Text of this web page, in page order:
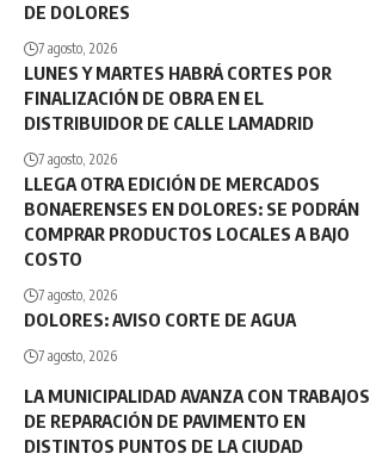
DE DOLORES
7 agosto, 2026
LUNES Y MARTES HABRÁ CORTES POR
FINALIZACIÓN DE OBRA EN EL
DISTRIBUIDOR DE CALLE LAMADRID
7 agosto, 2026
LLEGA OTRA EDICIÓN DE MERCADOS
BONAERENSES EN DOLORES: SE PODRÁN
COMPRAR PRODUCTOS LOCALES A BAJO
COSTO
7 agosto, 2026
DOLORES: AVISO CORTE DE AGUA
7 agosto, 2026
LA MUNICIPALIDAD AVANZA CON TRABAJOS
DE REPARACIÓN DE PAVIMENTO EN
DISTINTOS PUNTOS DE LA CIUDAD